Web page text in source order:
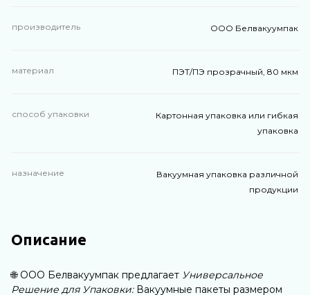
производитель ООО Белвакуумпак
материал ПЭТ/ПЭ прозрачный, 80 мкм
способ упаковки
Картонная упаковка или гибкая
упаковка
назначение
Вакуумная упаковка различной
продукции
Описание
🌐 ООО Белвакуумпак предлагает Универсальное
Решение для Упаковки:Вакуумные пакеты размером